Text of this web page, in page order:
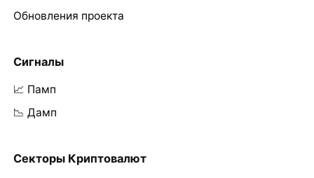
Обновления проекта
Сигналы
📈 Памп
📉 Дамп
Секторы Криптовалют